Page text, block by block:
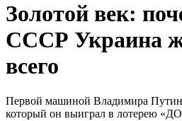
Золотой век:
СССР Украина
всего
Первой машиной Владимира
который он выиграл в лотерею